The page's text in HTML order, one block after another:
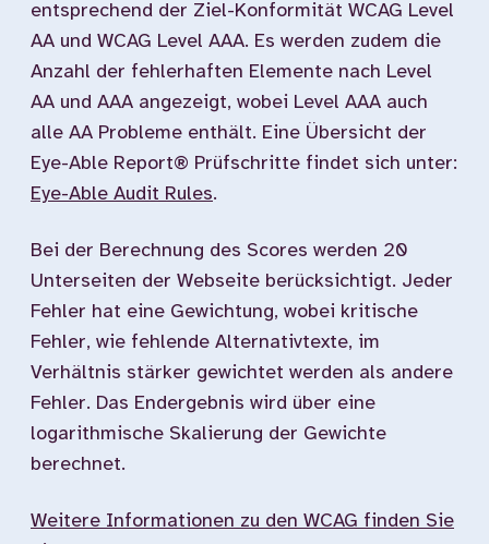
entsprechend der Ziel-Konformität WCAG Level
AA und WCAG Level AAA. Es werden zudem die
Anzahl der fehlerhaften Elemente nach Level
AA und AAA angezeigt, wobei Level AAA auch
alle AA Probleme enthält. Eine Übersicht der
Eye-Able Report® Prüfschritte findet sich unter:
Eye-Able Audit Rules.
Bei der Berechnung des Scores werden 20
Unterseiten der Webseite berücksichtigt. Jeder
Fehler hat eine Gewichtung, wobei kritische
Fehler, wie fehlende Alternativtexte, im
Verhältnis stärker gewichtet werden als andere
Fehler. Das Endergebnis wird über eine
logarithmische Skalierung der Gewichte
berechnet.
Weitere Informationen zu den WCAG finden Sie